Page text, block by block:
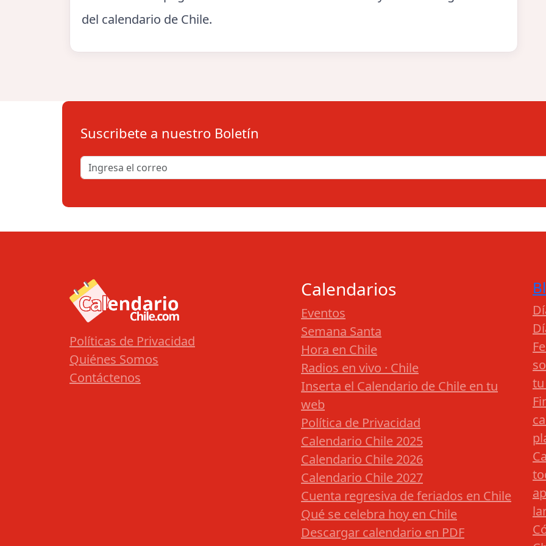
del calendario de Chile.
Suscribete a nuestro Boletín
Políticas de Privacidad
Quiénes Somos
Contáctenos
Calendarios
Eventos
Semana Santa
Hora en Chile
Radios en vivo · Chile
Inserta el Calendario de Chile en tu
web
Política de Privacidad
Calendario Chile 2025
Calendario Chile 2026
Calendario Chile 2027
Cuenta regresiva de feriados en Chile
Qué se celebra hoy en Chile
Descargar calendario en PDF